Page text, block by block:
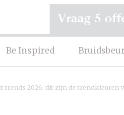
Be Inspired
Vraag 5
trends 2026: dit zijn de trendkleuren